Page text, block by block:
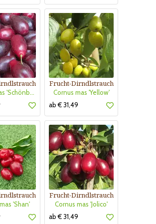
Cornus mas 'Schönbrunner Gourmet'
Frucht-Dirndlstrauch
Cornus mas 'Yellow'
ab € 31,49
'Shan'
Frucht-Dirndlstrauch
Cornus mas 'Jolico'
ab € 31,49